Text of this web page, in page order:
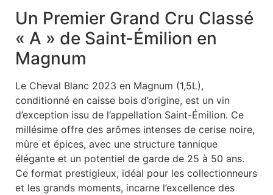
Un Premier Grand Cru Classé
« A » de Saint-Émilion en
Magnum
Le Cheval Blanc 2023 en Magnum (1,5L),
conditionné en caisse bois d’origine, est un vin
d’exception issu de l’appellation Saint-Émilion. Ce
millésime offre des arômes intenses de cerise noire,
mûre et épices, avec une structure tannique
élégante et un potentiel de garde de 25 à 50 ans.
Ce format prestigieux, idéal pour les collectionneurs
et les grands moments, incarne l’excellence des